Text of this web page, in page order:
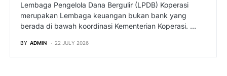
Lembaga Pengelola Dana Bergulir (LPDB) Koperasi
merupakan Lembaga keuangan bukan bank yang
berada di bawah koordinasi Kementerian Koperasi. …
BY ADMIN 22 JULY 2026